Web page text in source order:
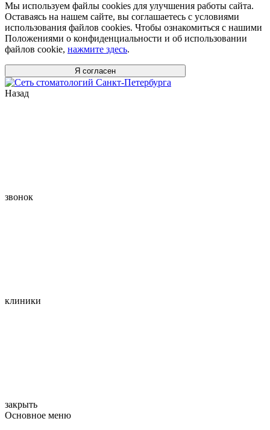
Мы используем файлы cookies для улучшения работы сайта.
Оставаясь на нашем сайте, вы соглашаетесь с условиями
использования файлов cookies. Чтобы ознакомиться с нашими
Положениями о конфиденциальности и об использовании
файлов cookie, нажмите здесь.
Я согласен
Назад
звонок
клиники
закрыть
Основное меню